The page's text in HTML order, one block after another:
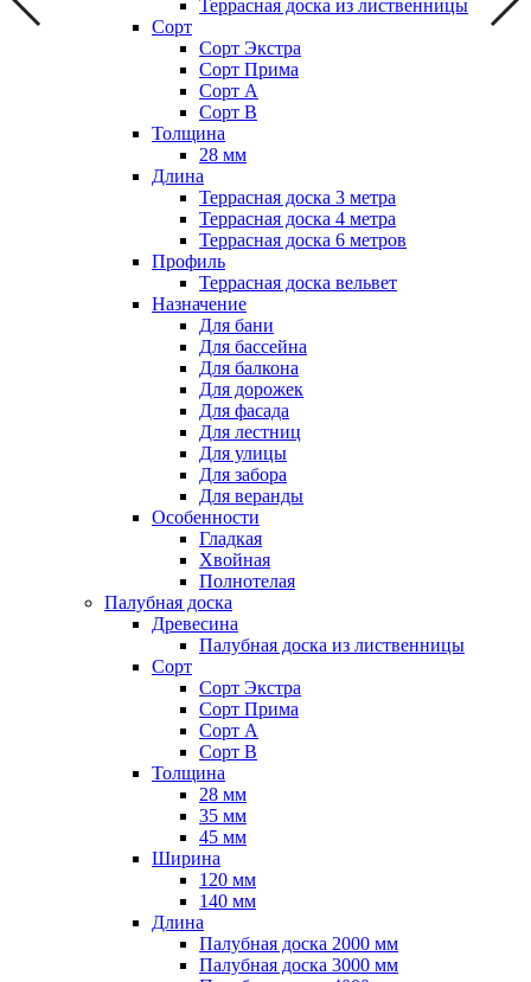
Террасная доска из лиственницы
Сорт
Сорт Экстра
Сорт Прима
Сорт А
Сорт В
Толщина
28 мм
Длина
Террасная доска 3 метра
Террасная доска 4 метра
Террасная доска 6 метров
Профиль
Террасная доска вельвет
Назначение
Для бани
Для бассейна
Для балкона
Для дорожек
Для фасада
Для лестниц
Для улицы
Для забора
Для веранды
Особенности
Гладкая
Хвойная
Полнотелая
Палубная доска
Древесина
Палубная доска из лиственницы
Сорт
Сорт Экстра
Сорт Прима
Сорт A
Сорт B
Толщина
28 мм
35 мм
45 мм
Ширина
120 мм
140 мм
Длина
Палубная доска 2000 мм
Палубная доска 3000 мм